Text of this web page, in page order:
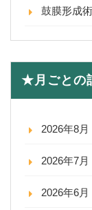
鼓膜形成
★月ごとの
2026年8月
2026年7月
2026年6月